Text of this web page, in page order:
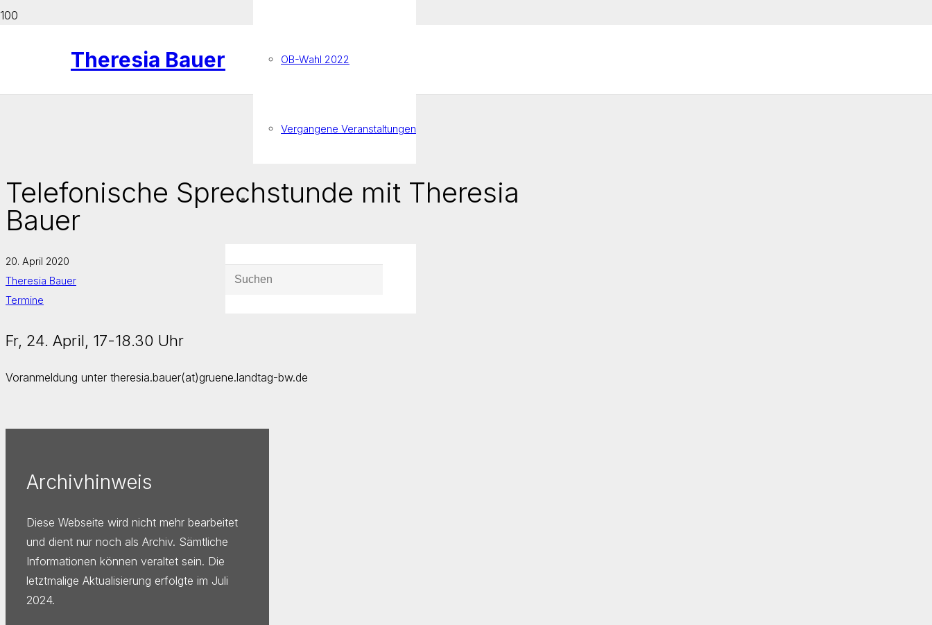
Theresia Bauer OB-Wahl 2022
Vergangene Veranstaltungen
Telefonische Sprechstunde mit Theresia
Bauer
20. April 2020
Theresia Bauer
Termine
Fr, 24. April, 17-18.30 Uhr
Voranmeldung unter theresia.bauer(at)gruene.landtag-bw.de
Archivhinweis
Diese Webseite wird nicht mehr bearbeitet
und dient nur noch als Archiv. Sämtliche
Informationen können veraltet sein. Die
letztmalige Aktualisierung erfolgte im Juli
2024.